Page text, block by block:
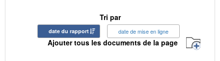
Tri par
date du rapport date de mise en ligne
Ajouter tous les documents de la page